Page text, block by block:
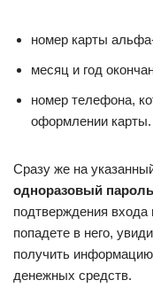
номер карты
месяц и год
номер телефона,
оформлении карты.
Сразу же на
одноразовый пароль
подтверждения входа
попадете в него,
получить
денежных средств.